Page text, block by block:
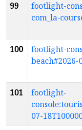
99
footlight-
com_la-
100
footlight-
beach#2026-
101
footlight-
07-